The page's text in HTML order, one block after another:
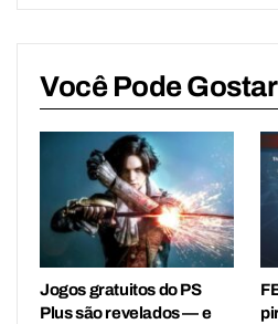
Você Pode
Jogos gratuitos do PS
Plus são revelados — e